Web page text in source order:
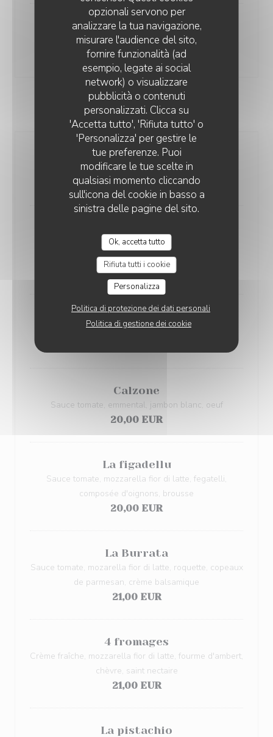
opzionali servono per
analizzare la tua navigazione,
misurare l'audience del sito,
fornire funzionalità (ad
esempio, legate ai social
network) o visualizzare
pubblicità o contenuti
personalizzati. Clicca su
'Accetta tutto', 'Rifiuta tutto' o
'Personalizza' per gestire le
tue preferenze. Puoi
modificare le tue scelte in
qualsiasi momento cliccando
sull'icona del cookie in basso a
sinistra delle pagine del sito.
Ok, accetta tutto
Rifiuta tutti i cookie
Personalizza
Politica di protezione dei dati personali
Politica di gestione dei cookie
Entrecôte simmentale
Mesclun, frites maison, sauce tartare
32,00 EUR
PIZZA
La marseillaise
Sauce tomate, filets d'anchois, fleurs de câpres
17,00 EUR
Sauce tomate, chiffonnade de jambon blanc,
champignons de paris, mozzarella fior di latte
19,00 EUR
La chèvre miel
Crème fraîche, emmental, noix
Calzone
Sauce tomate, emmental, jambon blanc, oeuf
20,00 EUR
La figadellu
Sauce tomate, mozzarella fior di latte, fegatelli,
composée d'oignons, brousse
20,00 EUR
La Burrata
Sauce tomate, mozarella fior di latte, roquette, copeaux
de parmesan, crème balsamique
21,00 EUR
4 fromages
Crème fraîche, mozzarella fior di latte, fourme d'ambert,
chèvre, saint nectaire
21,00 EUR
La pistachio
LES TROTTOIRS MARSEILLAIS